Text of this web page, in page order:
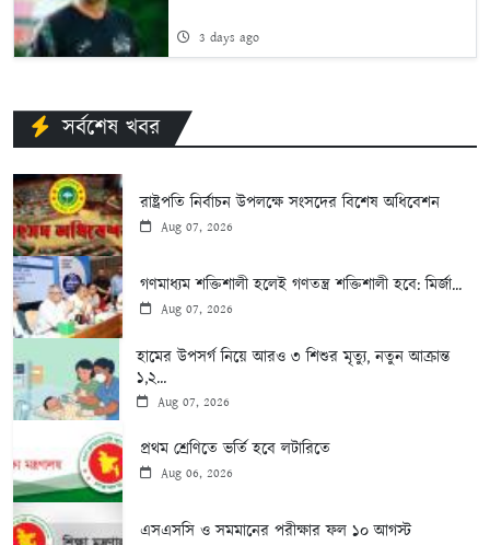
3 days ago
সর্বশেষ খবর
রাষ্ট্রপতি নির্বাচন উপলক্ষে সংসদের বিশেষ অধিবেশন
Aug 07, 2026
গণমাধ্যম শক্তিশালী হলেই গণতন্ত্র শক্তিশালী হবে: মির্জা...
Aug 07, 2026
হামের উপসর্গ নিয়ে আরও ৩ শিশুর মৃত্যু, নতুন আক্রান্ত
১,২...
Aug 07, 2026
প্রথম শ্রেণিতে ভর্তি হবে লটারিতে
Aug 06, 2026
এসএসসি ও সমমানের পরীক্ষার ফল ১০ আগস্ট